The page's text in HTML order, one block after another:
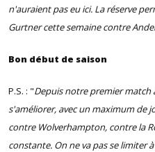
n'auraient pas eu ici. La réserve
Gurtner cette semaine contre
Bon début de saison
P.S. : "Depuis notre premier match
s'améliorer, avec un maximum de
contre Wolverhampton, contre la
constante. On ne va pas se limiter